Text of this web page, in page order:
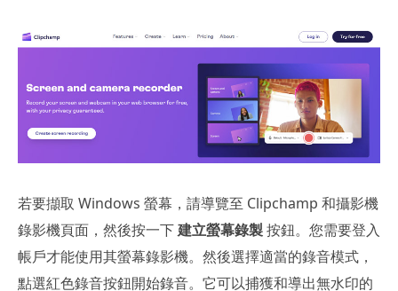
若要擷取 Windows 螢幕，請導覽至 Clipchamp 和攝影機
錄影機頁面，然後按一下建立螢幕錄製按鈕。您需要登入
帳戶才能使用其螢幕錄影機。然後選擇適當的錄音模式，
點選紅色錄音按鈕開始錄音。它可以捕獲和導出無水印的